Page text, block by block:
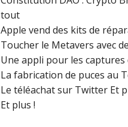
tout
Apple vend des kits de
Toucher le Metavers avec
Une appli pour les captures
La fabrication de puces au
Le téléachat sur Twitter Et
Et plus !